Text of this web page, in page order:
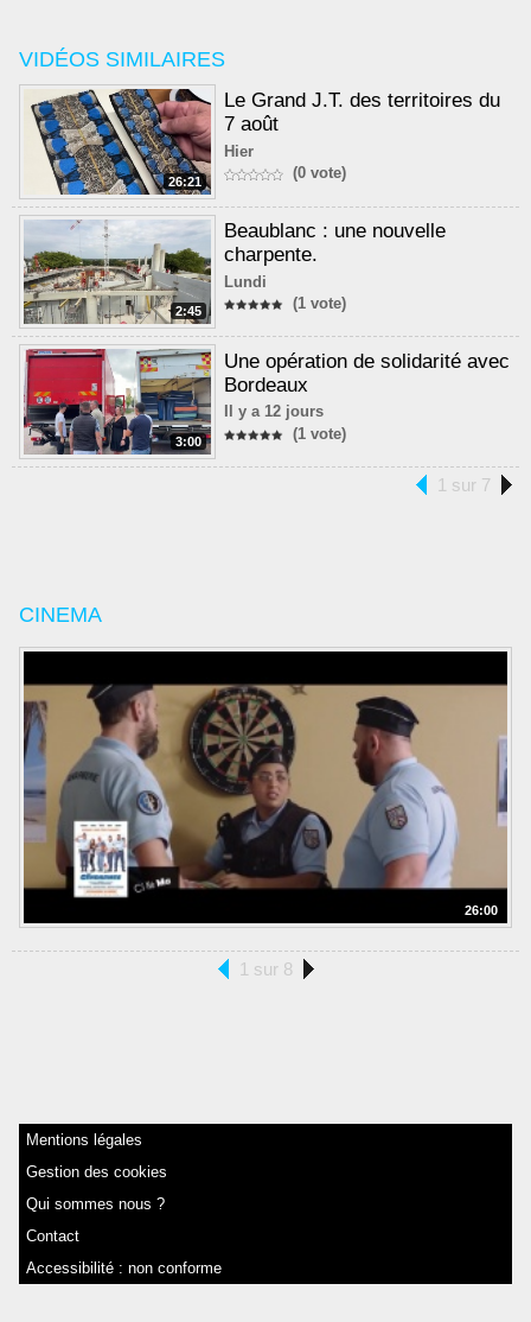
VIDÉOS SIMILAIRES
26:21
Le Grand J.T. des territoires du
7 août
Hier
(0 vote)
2:45
Beaublanc : une nouvelle
charpente.
Lundi
(1 vote)
3:00
Une opération de solidarité avec
Bordeaux
Il y a 12 jours
(1 vote)
1 sur 7
CINEMA
26:00
1 sur 8
Mentions légales
Gestion des cookies
Qui sommes nous ?
Contact
Accessibilité : non conforme